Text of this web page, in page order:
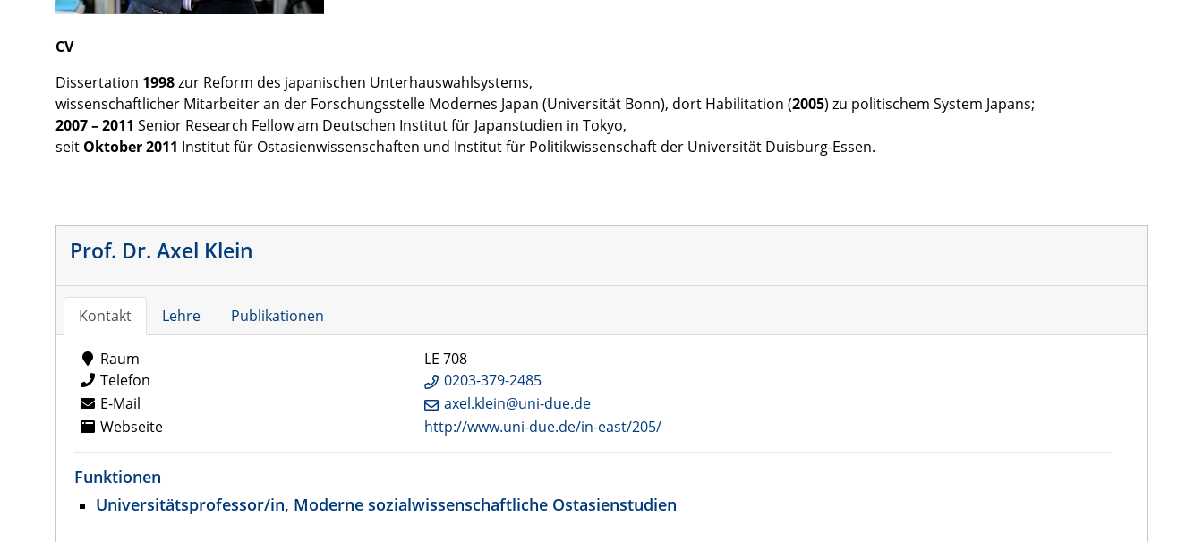
CV
Dissertation 1998zur Reform des japanischen Unterhauswahlsystems,
wissenschaftlicher Mitarbeiter an der Forschungsstelle Modernes Japan (Universität Bonn), dort Habilitation (2005) zu politischem System Japans;
2007 – 2011 Senior Research Fellow am Deutschen Institut für Japanstudien in Tokyo,
seit Oktober 2011 Institut für Ostasienwissenschaften und Institut für Politikwissenschaft der Universität Duisburg-Essen. ​
Prof. Dr. Axel Klein
Kontakt Lehre Publikationen
Raum
LE 708
Telefon
0203-379-2485
E-Mail
axel.klein@uni-due.de
Webseite
http://www.uni-due.de/in-east/205/
Funktionen
Universitätsprofessor/in, Moderne sozialwissenschaftliche Ostasienstudien